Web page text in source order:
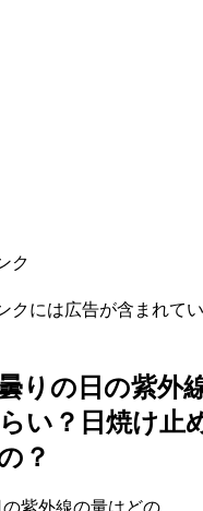
ク
クには広告が含まれてい
りの日の紫外
い？日焼け止
？